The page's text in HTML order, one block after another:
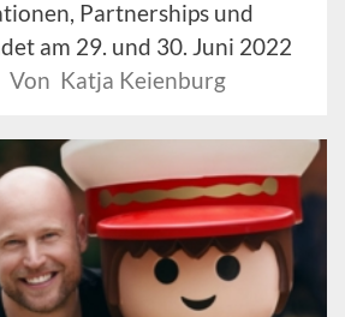
Partnerships und
am 29. und 30. Juni 2022
Von Katja Keienburg